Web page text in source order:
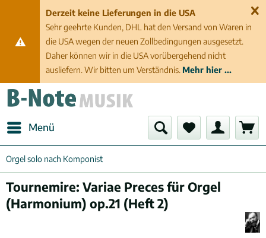
Derzeit keine Lieferungen in die USA
Sehr geehrte Kunden, DHL hat den Versand von Waren in
die USA wegen der neuen Zollbedingungen ausgesetzt.
Daher können wir in die USA vorübergehend nicht
ausliefern. Wir bitten um Verständnis. Mehr hier ...
Menü
Orgel solo nach Komponist
Tournemire: Variae Preces für Orgel
(Harmonium) op.21 (Heft 2)